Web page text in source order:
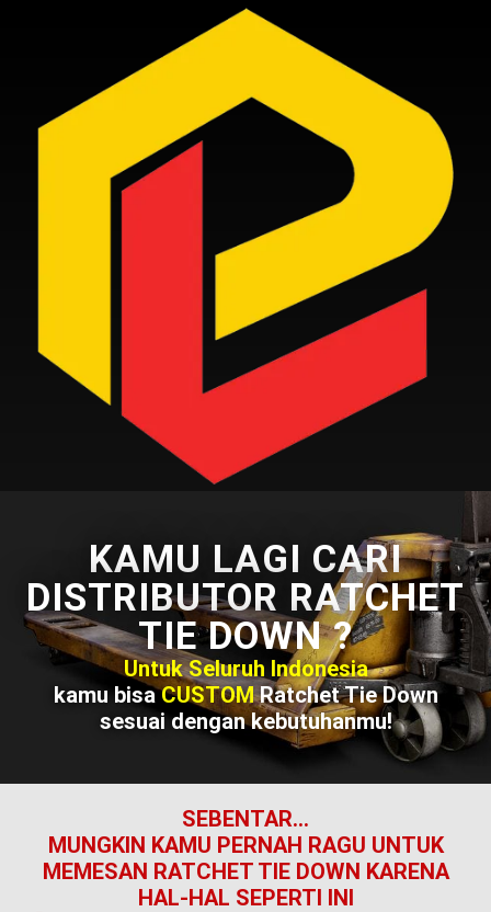
KAMU LAGI CARI
DISTRIBUTOR RATCHET
TIE DOWN ?
Untuk Seluruh Indonesia
kamu bisaCUSTOMRatchet Tie Down
sesuai dengan kebutuhanmu!
SEBENTAR...
MUNGKIN KAMU PERNAH RAGU UNTUK
MEMESAN RATCHET TIE DOWN KARENA
HAL-HAL SEPERTI INI